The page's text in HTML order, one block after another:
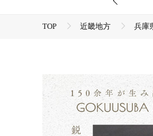
TOP 近畿地方 兵庫